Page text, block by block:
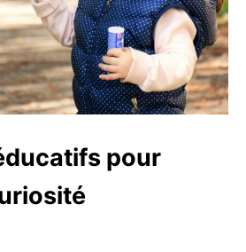
pour